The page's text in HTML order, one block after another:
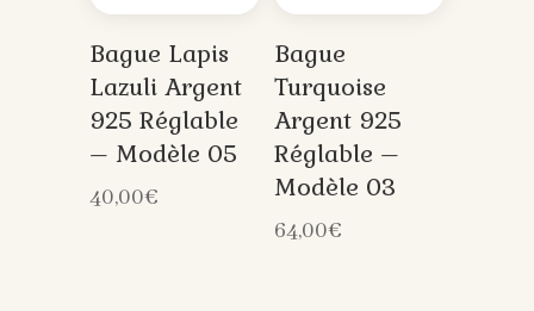
Bague Lapis
Lazuli Argent
925 Réglable
– Modèle 05
40,00€
Bague
Turquoise
Argent 925
Réglable –
Modèle 03
64,00€